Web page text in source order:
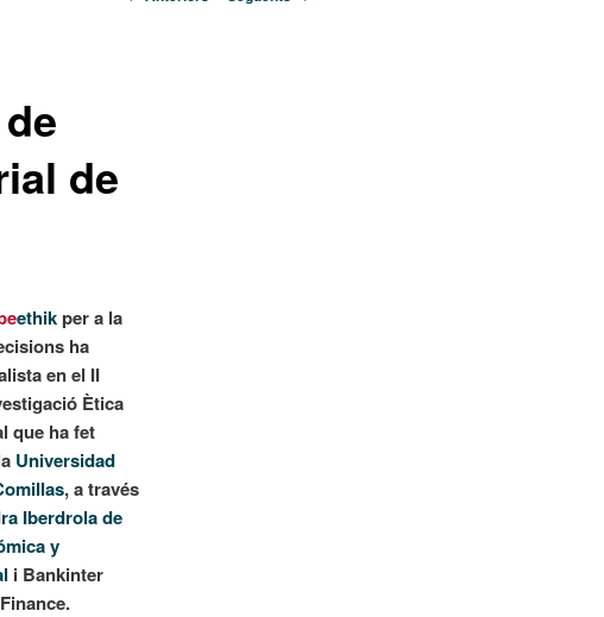
de
ethikper a la
ha
en el II
Ètica
que ha fet
Universidad
, a través
Iberdrola de
y
i Bankinter